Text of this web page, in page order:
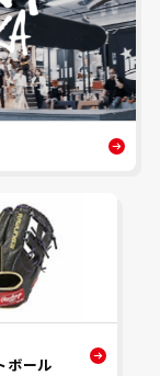
ボール